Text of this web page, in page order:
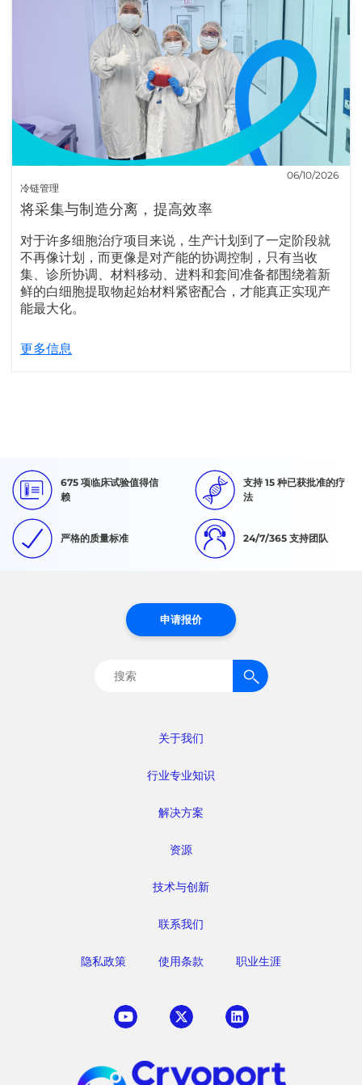
冷链管理
06/10/2026
将采集与制造分离，提高效率
对于许多细胞治疗项目来说，生产计划到了一定阶段就
不再像计划，而更像是对产能的协调控制，只有当收
集、诊所协调、材料移动、进料和套间准备都围绕着新
鲜的白细胞提取物起始材料紧密配合，才能真正实现产
能最大化。
更多信息
675 项临床试验值得信
赖
支持 15 种已获批准的疗
法
严格的质量标准 24/7/365 支持团队
关于我们
行业专业知识
解决方案
资源
技术与创新
联系我们
隐私政策 使用条款 职业生涯
申请报价
搜